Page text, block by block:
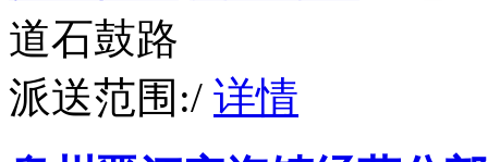
道石鼓路
派送范围:/ 详情